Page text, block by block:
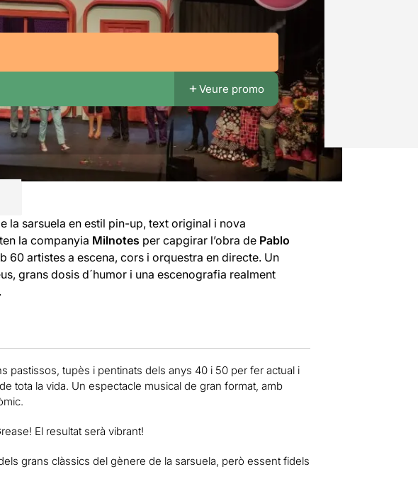
Veure promo
la sarsuela en estil pin-up, text original i nova
la companyia Milnotes per capgirar l’obra de Pablo
60 artistes a escena, cors i orquestra en directe. Un
grans dosis d´humor i una escenografia realment
pastissos, tupès i pentinats dels anys 40 i 50 per fer actual i
tota la vida. Un espectacle musical de gran format, amb
El resultat serà vibrant!
grans clàssics del gènere de la sarsuela, però essent fidels